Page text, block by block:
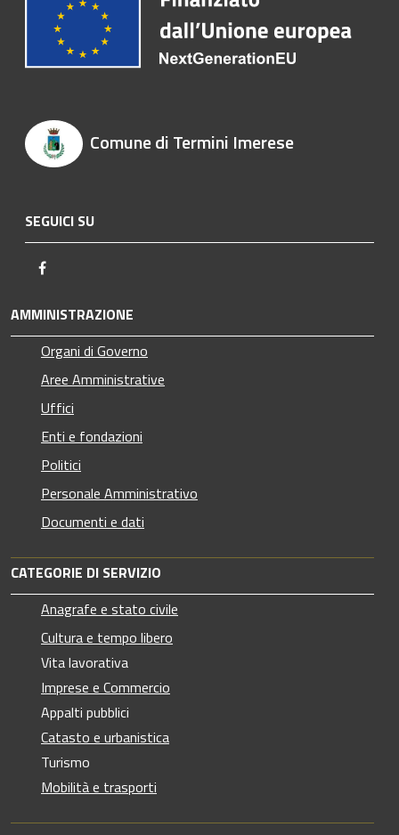
Comune di Termini Imerese
SEGUICI SU
AMMINISTRAZIONE
Organi di Governo
Aree Amministrative
Uffici
Enti e fondazioni
Politici
Personale Amministrativo
Documenti e dati
CATEGORIE DI SERVIZIO
Anagrafe e stato civile
Cultura e tempo libero
Vita lavorativa
Imprese e Commercio
Appalti pubblici
Catasto e urbanistica
Turismo
Mobilità e trasporti